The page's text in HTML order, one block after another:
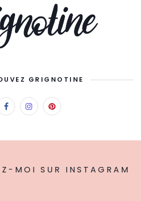
GRIGNOTINE
MOI SUR INSTAGRAM